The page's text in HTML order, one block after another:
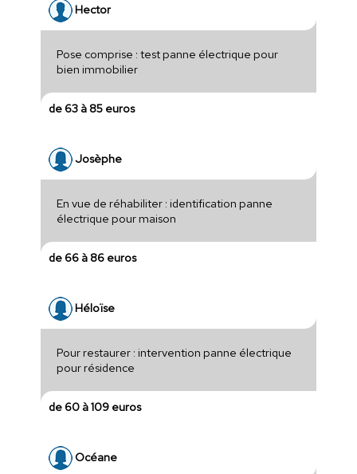
Hector
Pose comprise : test panne électrique pour
bien immobilier
de 63 à 85 euros
Josèphe
En vue de réhabiliter : identification panne
électrique pour maison
de 66 à 86 euros
Héloïse
Pour restaurer : intervention panne électrique
pour résidence
de 60 à 109 euros
Océane